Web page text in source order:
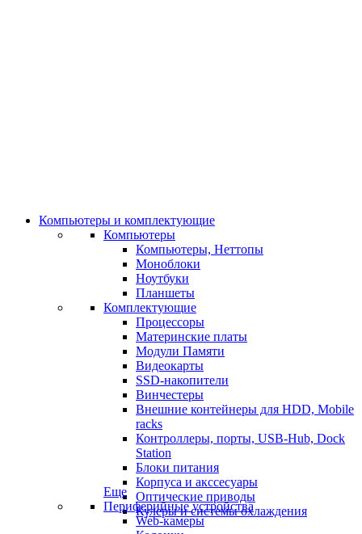
Компьютеры и комплектующие
Компьютеры
Компьютеры, Неттопы
Моноблоки
Ноутбуки
Планшеты
Комплектующие
Процессоры
Материнские платы
Модули Памяти
Видеокарты
SSD-накопители
Винчестеры
Внешние контейнеры для HDD, Mobile
racks
Контроллеры, порты, USB-Hub, Dock
Station
Блоки питания
Корпуса и акссесуары
Оптические приводы
Кулеры и системы охлаждения
Еще
Периферийные устройства
Web-камеры